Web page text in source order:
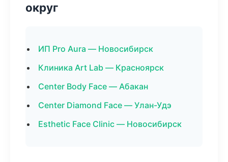
округ
ИП Pro Aura — Новосибирск
Клиника Art Lab — Красноярск
Center Body Face — Абакан
Center Diamond Face — Улан-Удэ
Esthetic Face Clinic — Новосибирск